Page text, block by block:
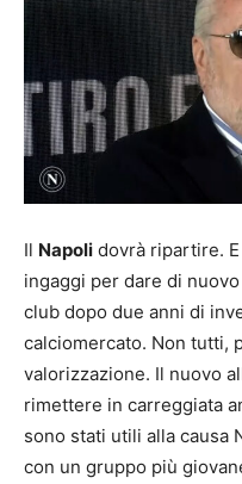
Il Napoli dovrà ripartire.
ingaggi per dare di
club dopo due anni di
calciomercato. Non tutti,
valorizzazione. Il nuovo
rimettere in carreggiata
sono stati utili alla causa
con un gruppo più